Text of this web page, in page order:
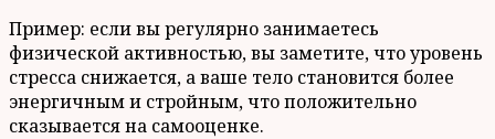
Пример: если вы регулярно занимаетесь
физической активностью, вы заметите, что уровень
стресса снижается, а ваше тело становится более
энергичным и стройным, что положительно
сказывается на самооценке.